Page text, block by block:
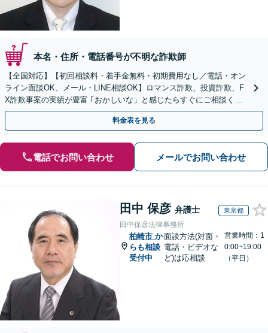
本名・住所・電話番号が不明な詐欺師
【全国対応】【初回相談料・着手金無料・初期費用なし／電話・オン
ライン面談OK、メール・LINE相談OK】ロマンス詐欺、投資詐欺、F
X詐欺事案の実績が豊富 ｢おかしいな」と感じたらすぐにご相談くだ
さい。
料金表を見る
電話でお問い合わせ メールでお問い合わせ
田中 保彦 弁護士 東京都
田中保彦法律事務所
柏崎市 か
らも相談
受付中
面談方法(対面・
電話・ビデオな
ど)は応相談
営業時間：1
0:00~19:00
（平日）